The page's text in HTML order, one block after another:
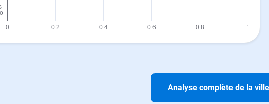
Analyse complète de la ville